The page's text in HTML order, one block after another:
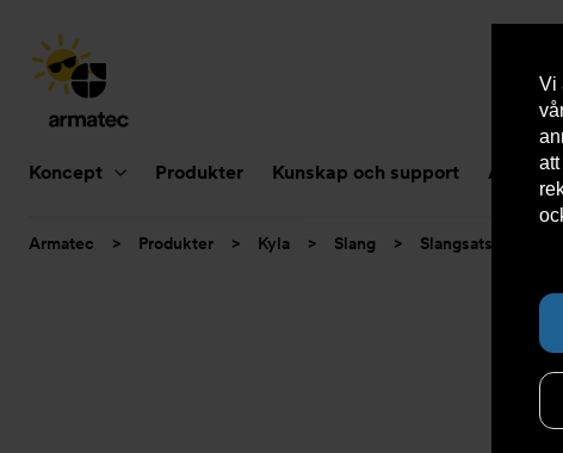
Vi
Koncept Produkter Kunskap och support Aktuellt
Du
Armatec > Produkter > Kyla > Slang > Slangsatser